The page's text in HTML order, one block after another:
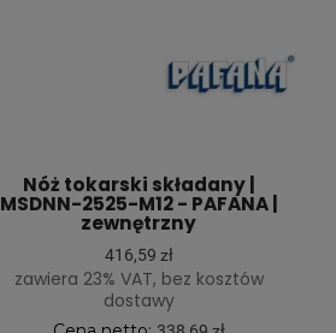
Nóż tokarski składany |
MSDNN-2525-M12 - PAFANA |
zewnętrzny
416,59 zł
zawiera 23% VAT, bez kosztów
dostawy